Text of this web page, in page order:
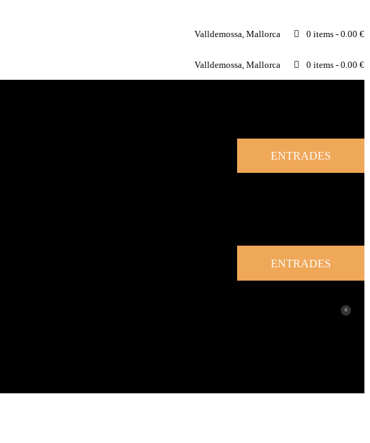
Valldemossa, Mallorca 0 items- 0.00 €
Valldemossa, Mallorca 0 items- 0.00 €
ENTRADES
ENTRADES
0